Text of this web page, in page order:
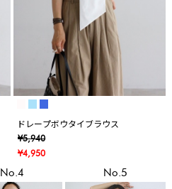
ドレープボウタイブラウス
¥5,940
¥4,950
No.4 No.5